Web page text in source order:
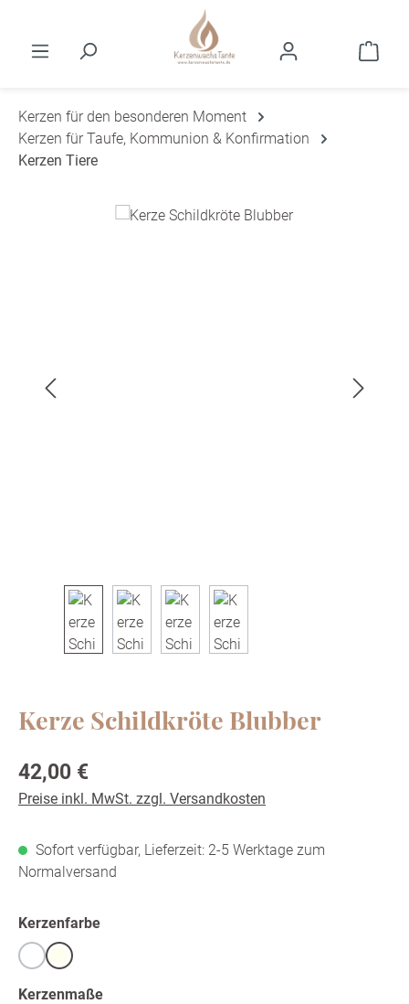
Kerzen für den besonderen Moment
Kerzen für Taufe, Kommunion & Konfirmation
Kerzen Tiere
Bildergalerie überspringen
Kerze Schildkröte Blubber
Regulärer Preis:
42,00 €
Preise inkl. MwSt. zzgl. Versandkosten
Sofort verfügbar, Lieferzeit: 2-5 Werktage zum
Normalversand
Kerzenfarbeauswählen
Weißwarmweiß /ivory
Kerzenmaßeauswählen